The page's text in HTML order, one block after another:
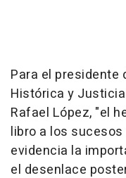
Para el presidente
Histórica y
Rafael López, "el
libro a los
evidencia la
el desenlace